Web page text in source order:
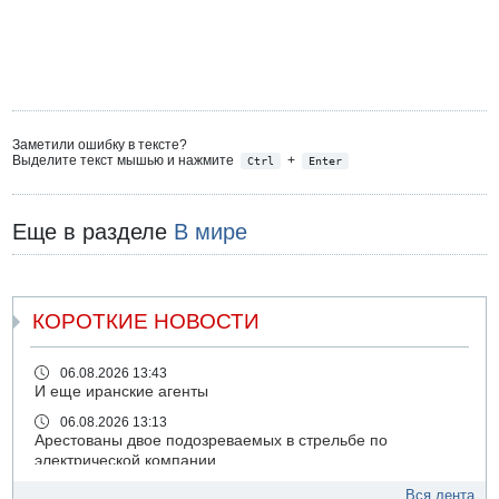
Заметили ошибку в тексте?
Выделите текст мышью и нажмите
Ctrl + Enter
Еще в разделе В мире
КОРОТКИЕ НОВОСТИ
06.08.2026 13:43
И еще иранские агенты
06.08.2026 13:13
Арестованы двое подозреваемых в стрельбе по
электрической компании
Вся лента